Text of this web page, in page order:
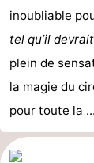
Bad
Zwinhoeve
Hôtels
Last
minutes
Plages
Voir
inoubliable
tel qu’il
plein de
la magie du
pour toute la ...